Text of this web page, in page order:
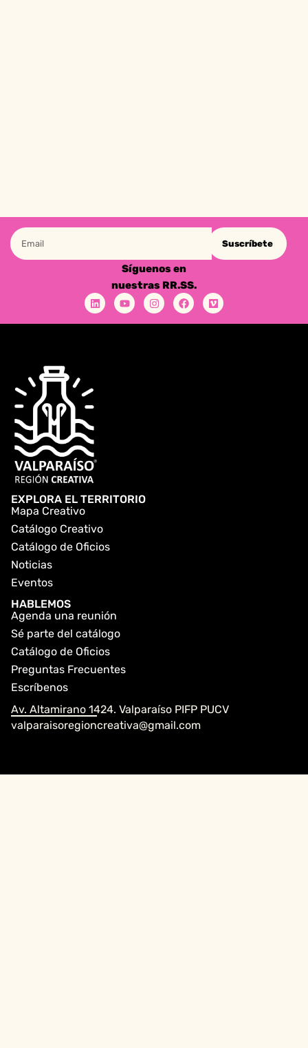
Suscríbete
Síguenos en
nuestras RR.SS.
EXPLORA EL TERRITORIO
Mapa Creativo
Catálogo Creativo
Catálogo de Oficios
Noticias
Eventos
HABLEMOS
Agenda una reunión
Sé parte del catálogo
Catálogo de Oficios
Preguntas Frecuentes
Escríbenos
Av. Altamirano 1424. Valparaíso PIFP PUCV
valparaisoregioncreativa@gmail.com